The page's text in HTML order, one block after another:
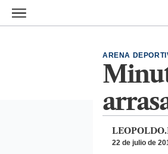
Ir al contenido principal
ARENA
22 de julio de